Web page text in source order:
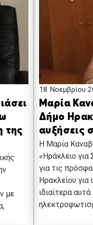
της
με
18 Νοεμβρίου
Μαρία
Δήμο
αυξήσεις
Η Μαρία
«Ηράκλειο για
για τις
Ηρακλείου για
ιδιαίτερα